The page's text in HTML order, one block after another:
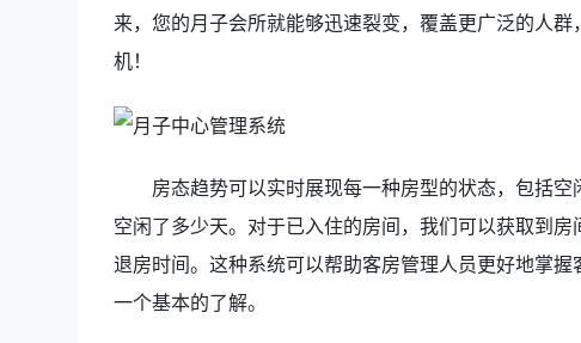
来，您的月子会所就能够迅速裂变，覆盖更广泛的人
机！
房态趋势可以实时展现每一种房型的状态，包括
空闲了多少天。对于已入住的房间，我们可以获取到
退房时间。这种系统可以帮助客房管理人员更好地掌
一个基本的了解。